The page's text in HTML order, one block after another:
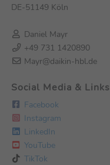
DE-51149 Köln
Daniel Mayr
+49 731 1420890
Mayr@daikin-hbl.de
Social Media & Links
Facebook
Instagram
LinkedIn
YouTube
TikTok